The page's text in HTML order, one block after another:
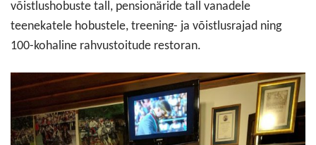
võistlushobuste tall, pensionäride tall vanadele
teenekatele hobustele, treening- ja võistlusrajad ning
100-kohaline rahvustoitude restoran.